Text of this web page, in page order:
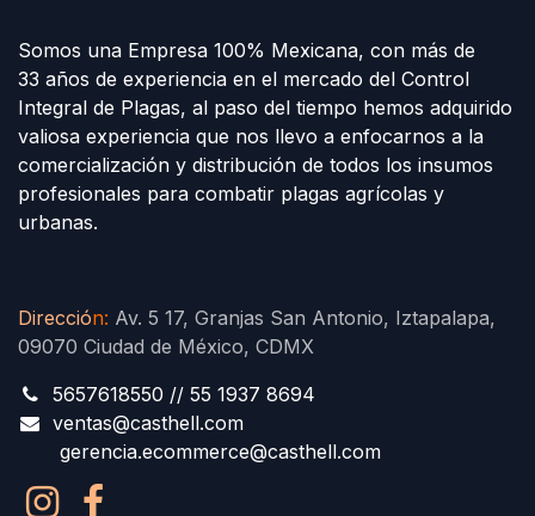
Somos una Empresa 100% Mexicana, con más de
33 años de experiencia en el mercado del Control
Integral de Plagas, al paso del tiempo hemos adquirido
valiosa experiencia que nos llevo a enfocarnos a la
comercialización y distribución de todos los insumos
profesionales para combatir plagas agrícolas y
urbanas.
Dirección: Av. 5 17, Granjas San Antonio, Iztapalapa,
09070 Ciudad de México, CDMX
5657618550 // 55 1937 8694
ventas@casthell.com
gerencia.ecommerce@casthell.com